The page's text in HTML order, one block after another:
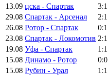
13.09 цска - Спартак 3:1
29.08 Спартак - Арсенал 2:1
26.08 Ротор - Спартак 0:1
23.08 Спартак - Локомотив 2:1
19.08 Уфа - Спартак 1:1
15.08 Динамо - Ротор 0:0
15.08 Рубин - Урал 1:1